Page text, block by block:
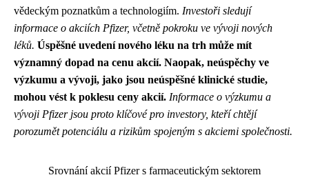
vědeckým poznatkům a technologiím. Investoři sledují
informace o akciích Pfizer, včetně pokroku ve vývoji nových
léků. Úspěšné uvedení nového léku na trh může mít
významný dopad na cenu akcií. Naopak, neúspěchy ve
výzkumu a vývoji, jako jsou neúspěšné klinické studie,
mohou vést k poklesu ceny akcií. Informace o výzkumu a
vývoji Pfizer jsou proto klíčové pro investory, kteří chtějí
porozumět potenciálu a rizikům spojeným s akciemi společnosti.
Srovnání akcií Pfizer s farmaceutickým sektorem